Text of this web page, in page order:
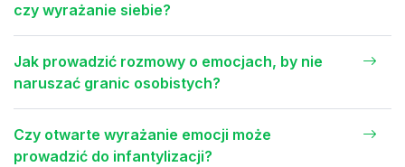
czy wyrażanie siebie?
Jak prowadzić rozmowy o emocjach, by nie
naruszać granic osobistych?
Czy otwarte wyrażanie emocji może
prowadzić do infantylizacji?